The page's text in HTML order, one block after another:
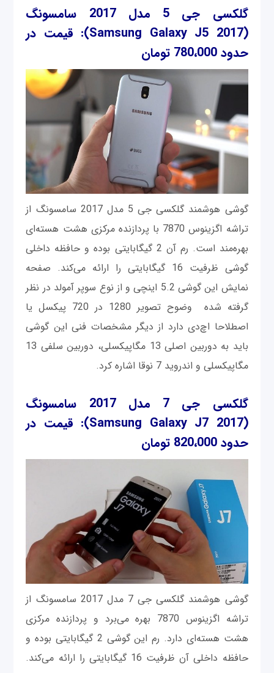
گلکسی جی 5 مدل 2017 سامسونگ
(Samsung Galaxy J5 2017)
: قیمت در
حدود 780،000 تومان
گوشی هوشمند گلکسی جی 5 مدل 2017 سامسونگ از
تراشه اگزینوس 7870 با پردازنده مرکزی هشت هسته‌ای
بهره‌مند است. رم آن 2 گیگابایتی بوده و حافظه داخلی
گوشی ظرفیت 16 گیگابایتی را ارائه می‌کند. صفحه
نمایش این گوشی 5.2 اینچی و از نوع سوپر آمولد در نظر
گرفته شده وضوح تصویر 1280 در 720 پیکسل یا
اصطلاحا اچ‌دی دارد از دیگر مشخصات فنی این گوشی
باید به دوربین اصلی 13 مگاپیکسلی، دوربین سلفی 13
مگاپیکسلی و اندروید 7 نوقا اشاره کرد.
گلکسی جی 7 مدل 2017 سامسونگ
(Samsung Galaxy J7 2017)
: قیمت در
حدود 820،000 تومان
گوشی هوشمند گلکسی جی 7 مدل 2017 سامسونگ از
تراشه اگزینوس 7870 بهره می‌برد و پردازنده مرکزی
هشت هسته‌ای دارد. رم این گوشی 2 گیگابایتی بوده و
حافظه داخلی آن ظرفیت 16 گیگابایتی را ارائه می‌کند.